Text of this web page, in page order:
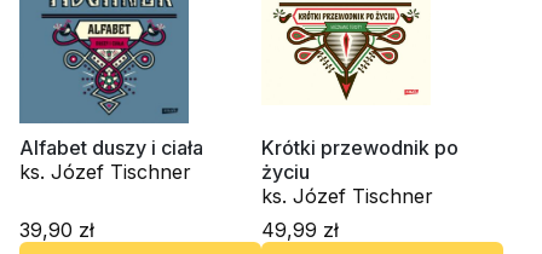
Alfabet duszy i ciała
ks. Józef Tischner
39,90 zł
Krótki przewodnik po
życiu
ks. Józef Tischner
49,99 zł